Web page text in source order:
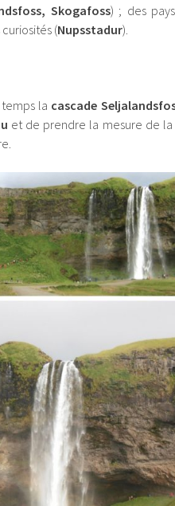
Skogafoss) ; des
(Nupsstadur).
la cascade
et de prendre la mesure de la